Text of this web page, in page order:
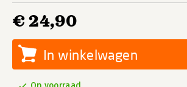
€ 24,90
In winkelwagen